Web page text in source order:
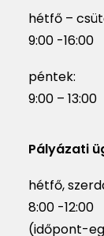
hétfő –
9:00 -16:00
péntek:
9:00 – 13:00
Pályázati
hétfő,
8:00 -12:00
(időpont-